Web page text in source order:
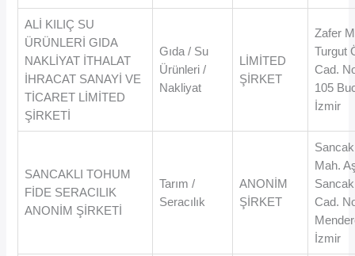
ALİ KILIÇ SU
ÜRÜNLERİ GIDA
NAKLİYAT İTHALAT
İHRACAT SANAYİ VE
TİCARET LİMİTED
ŞİRKETİ
Gıda / Su
Ürünleri /
Nakliyat
LİMİTED
ŞİRKET
Zafer
Turgut
Cad.
105
İzmir
SANCAKLI TOHUM
FİDE SERACILIK
ANONİM ŞİRKETİ
Tarım /
Seracılık
ANONİM
ŞİRKET
Mah.
Cad.
İzmir